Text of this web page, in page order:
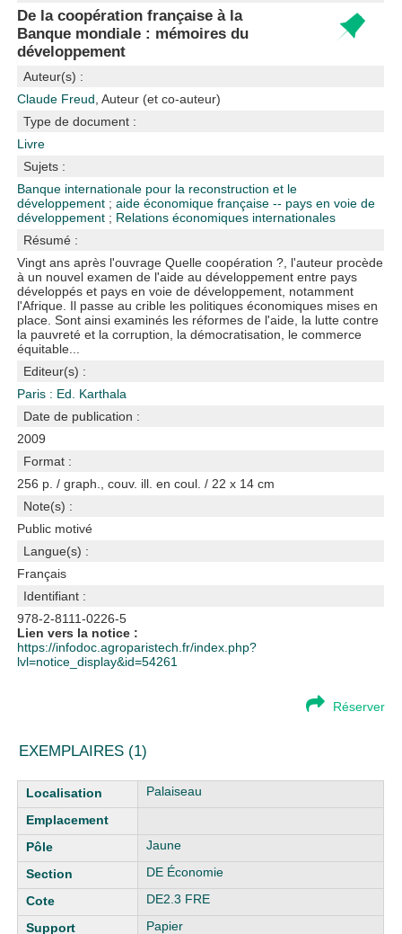
De la coopération française à la
Banque mondiale : mémoires du
développement
Auteur(s) :
Claude Freud , Auteur (et co-auteur)
Type de document :
Livre
Sujets :
Banque internationale pour la reconstruction et le
développement ;aide économique française -- pays en voie de
développement ; Relations économiques internationales
Résumé :
Vingt ans après l'ouvrage Quelle coopération ?, l'auteur procède
à un nouvel examen de l'aide au développement entre pays
développés et pays en voie de développement, notamment
l'Afrique. Il passe au crible les politiques économiques mises en
place. Sont ainsi examinés les réformes de l'aide, la lutte contre
la pauvreté et la corruption, la démocratisation, le commerce
équitable...
Editeur(s) :
Paris : Ed. Karthala
Date de publication :
2009
Format :
256 p. / graph., couv. ill. en coul. / 22 x 14 cm
Note(s) :
Public motivé
Langue(s) :
Français
Identifiant :
978-2-8111-0226-5
Lien vers la notice :
https://infodoc.agroparistech.fr/index.php?
lvl=notice_display&id=54261
Réserver
EXEMPLAIRES (1)
Liste des exemplaires Palaiseau
Jaune
DE Économie
DE2.3 FRE
Papier